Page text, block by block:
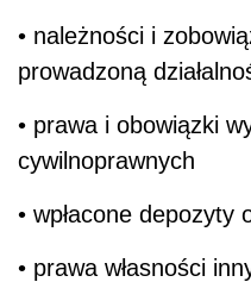
• należności i
prowadzoną
• prawa i obowiązki
cywilnoprawnych
• wpłacone depozyty
• prawa własności